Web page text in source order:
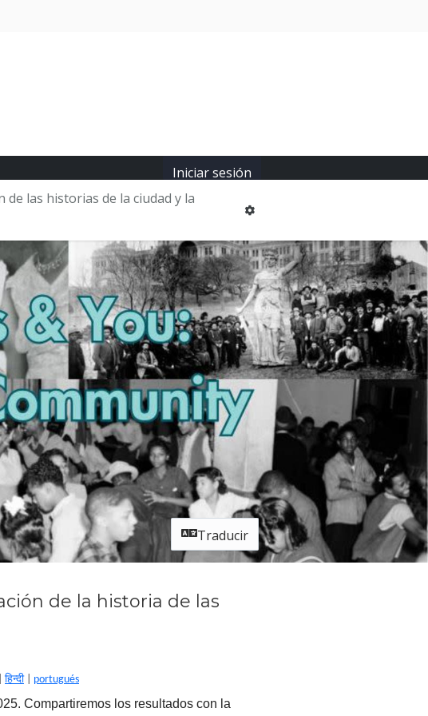
Iniciar sesión
las historias de la ciudad y la
Traducir
de la historia de las
हिन्दी| portugués
Compartiremos los resultados con la